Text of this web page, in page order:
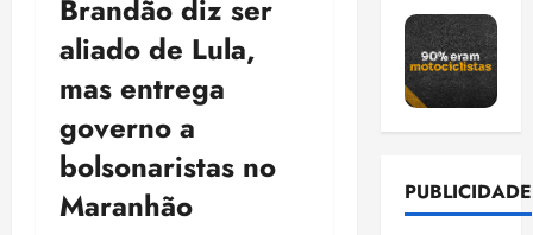
Brandão diz ser
aliado de Lula,
mas entrega
governo a
bolsonaristas no
Maranhão
PUBLICIDADE